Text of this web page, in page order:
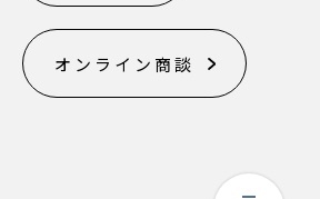
オンライン商談